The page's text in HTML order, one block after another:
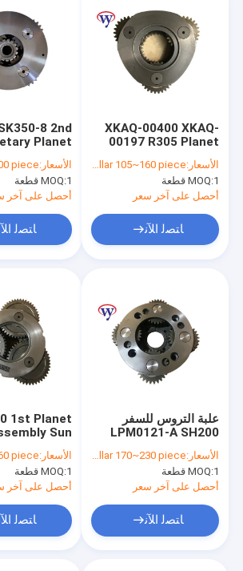
المنتجات
مقاطع فيديو
حولنا
اتصل بنا
أخبار
8 2nd
Planet
Kobelco
Parts Sun
Gear
الأسعار:piece
MOQ:1 قطعة
أحصل على آخر
ﺎﺘﺼﻟ
XKAQ-00400 XKAQ-
00197 R305 Planet
Carrier Gear R305-7
DH320 SY285C-8
الأسعار:dollar 105~160 piece
MOQ:1 قطعة
أحصل على آخر سعر
ﺎﺘﺼﻟ ﺍﻶﻧ
Planet
Sun
30270
الأسعار:piece
MOQ:1 قطعة
أحصل على آخر
ﺎﺘﺼﻟ
علبة التروس للسفر
LPM0121-A SH200
سوميتومو 3rd الكواكب
صن جير
الأسعار:dollar 170~230 piece
MOQ:1 قطعة
أحصل على آخر سعر
ﺎﺘﺼﻟ ﺍﻶﻧ